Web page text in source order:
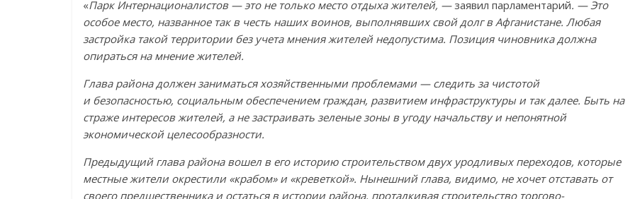
«Парк Интернационалистов — это не только место отдыха жителей, —заявил парламентарий. — Это
особое место, названное так в честь наших воинов, выполнявших свой долг в Афганистане. Любая
застройка такой территории без учета мнения жителей недопустима. Позиция чиновника должна
опираться на мнение жителей.
Глава района должен заниматься хозяйственными проблемами — следить за чистотой
и безопасностью, социальным обеспечением граждан, развитием инфраструктуры и так далее. Быть на
страже интересов жителей, а не застраивать зеленые зоны в угоду начальству и непонятной
экономической целесообразности.
Предыдущий глава района вошел в его историю строительством двух уродливых переходов, которые
местные жители окрестили «крабом» и «креветкой». Нынешний глава, видимо, не хочет отставать от
своего предшественника и остаться в истории района, проталкивая строительство торгово-